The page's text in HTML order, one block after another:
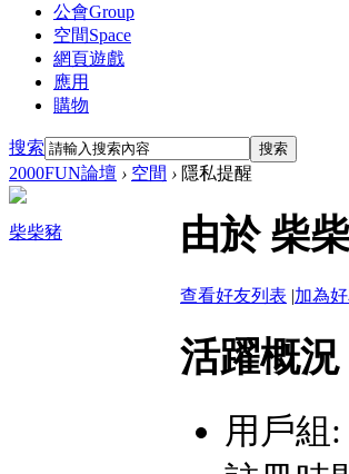
公會Group
空間Space
網頁遊戲
應用
購物
搜索 搜索
2000FUN論壇 › 空間 › 隱私提醒
柴柴豬 由於 柴
查看好友列表 |加為
活躍概況
用戶組: